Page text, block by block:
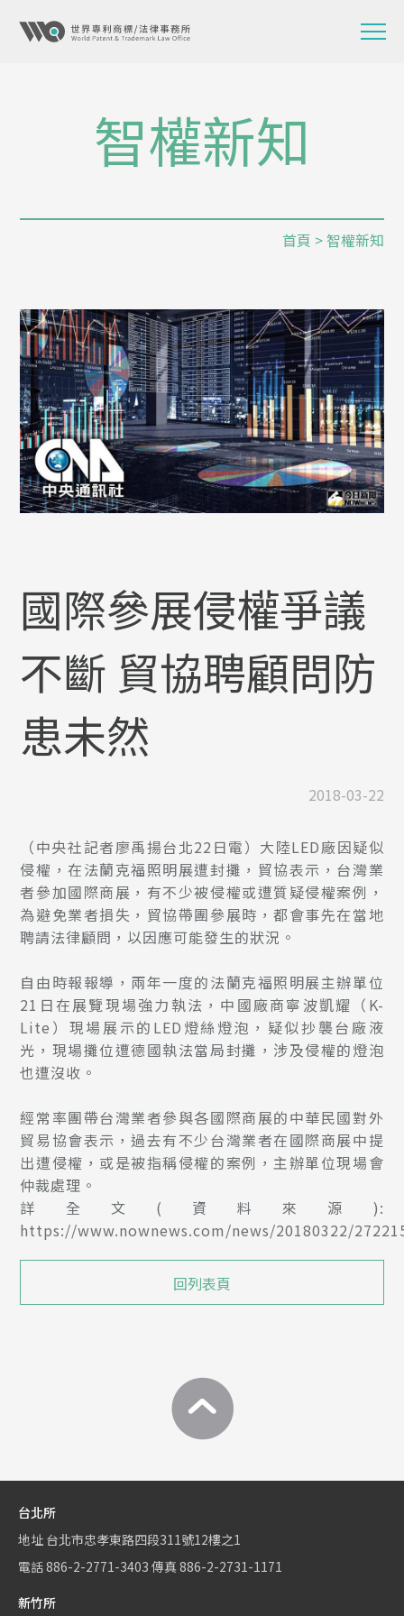
智權新知
首頁 > 智權新知
國際參展侵權爭議
不斷 貿協聘顧問防
患未然
2018-03-22
（中央社記者廖禹揚台北22日電）大陸LED廠因疑似
侵權，在法蘭克福照明展遭封攤，貿協表示，台灣業
者參加國際商展，有不少被侵權或遭質疑侵權案例，
為避免業者損失，貿協帶團參展時，都會事先在當地
聘請法律顧問，以因應可能發生的狀況。
自由時報報導，兩年一度的法蘭克福照明展主辦單位
21日在展覽現場強力執法，中國廠商寧波凱耀（K-
Lite）現場展示的LED燈絲燈泡，疑似抄襲台廠液
光，現場攤位遭德國執法當局封攤，涉及侵權的燈泡
也遭沒收。
經常率團帶台灣業者參與各國際商展的中華民國對外
貿易協會表示，過去有不少台灣業者在國際商展中提
出遭侵權，或是被指稱侵權的案例，主辦單位現場會
仲裁處理。
詳全文(資料來源):
https://www.nownews.com/news/20180322/
回列表頁
台北所
地址 台北市忠孝東路四段311號12樓之1
電話886-2-2771-3403 傳真 886-2-2731-1171
新竹所